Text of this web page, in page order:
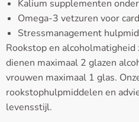
Kalium supplementen
Omega-3 vetzuren voor
Stressmanagement
Rookstop en
dienen maximaal 2 glazen
vrouwen maximaal 1 glas.
rookstophulpmiddelen en
levensstijl.